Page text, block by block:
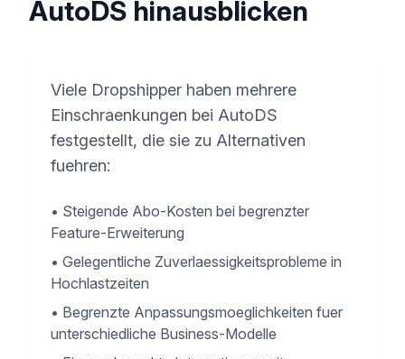
AutoDS hinausblicken
Viele Dropshipper haben mehrere
Einschraenkungen bei AutoDS
festgestellt, die sie zu Alternativen
fuehren:
• Steigende Abo-Kosten bei begrenzter
Feature-Erweiterung
• Gelegentliche Zuverlaessigkeitsprobleme in
Hochlastzeiten
• Begrenzte Anpassungsmoeglichkeiten fuer
unterschiedliche Business-Modelle